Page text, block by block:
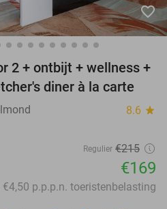
favorite_border
2 + ontbijt + wellness +
diner à la carte
8.6 star
Regulier €215
€169
€4,50 p.p.p.n. toeristenbelasting